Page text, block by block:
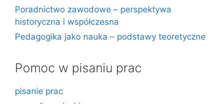
Poradnictwo zawodowe – perspektywa
historyczna i współczesna
Pedagogika jako nauka – podstawy teoretyczne
Pomoc w pisaniu prac
pisanie prac